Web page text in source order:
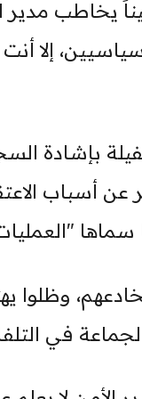
مدير
إلا أنت
بإشادة
أسباب
سماها
وظلوا
في